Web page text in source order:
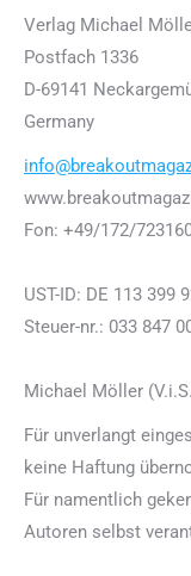
Verlag Michael
Postfach 1336
D-69141
Germany
Fon: +49/172/
UST-ID: DE 113 399
Steuer-nr.: 033 847
Michael Möller
Für unverlangt
keine Haftung
Für namentlich
Autoren selbst